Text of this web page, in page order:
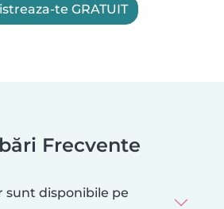
te GRATUIT
Frecvente
sunt disponibile pe